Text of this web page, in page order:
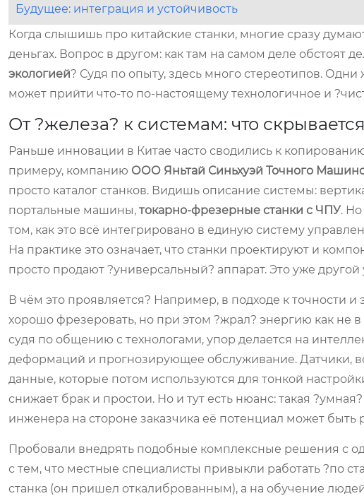
Будущее: интеграция и устойчивость
Когда слышишь про китайские станки, многие сразу
деньгах. Вопрос в другом: как там на самом деле обстоят
экологией? Судя по опыту, здесь много стереотипов. Одни
может прийти что-то по-настоящему технологичное и
От ?железа? к системам: что
Раньше инновации в Китае часто сводились к
примеру, компанию ООО Яньтай Синьхуэй Точного
просто каталог станков. Видишь описание системы:
портальные машины, токарно-фрезерные станки с ЧПУ.
том, как это всё интегрировано в единую систему
На практике это означает, что станки проектируют и
просто продают ?универсальный? аппарат. Это уже
В чём это проявляется? Например, в подходе к точности
хорошо фрезеровать, но при этом ?жрал? энергию как не
судя по общению с технологами, упор делается на
деформаций и прогнозирующее обслуживание. Датчики,
данные, которые потом используются для тонкой
снижает брак и простои. Но и тут есть нюанс: такая
инженера на стороне заказчика её потенциал может быть
Пробовали внедрять подобные комплексные решения с
с тем, что местные специалисты привыкли работать ?по
станка (он пришел откалиброванным), а на обучение